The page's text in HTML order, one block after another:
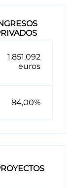
1.851.092
euros
84,00%